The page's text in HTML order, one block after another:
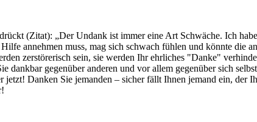
(Zitat): „Der Undank ist immer eine Art Schwäche. Ich
annehmen muss, mag sich schwach fühlen und könnte die
zerstörerisch sein, sie werden Ihr ehrliches "Danke"
gegenüber anderen und vor allem gegenüber sich
Danken Sie jemanden – sicher fällt Ihnen jemand ein, der